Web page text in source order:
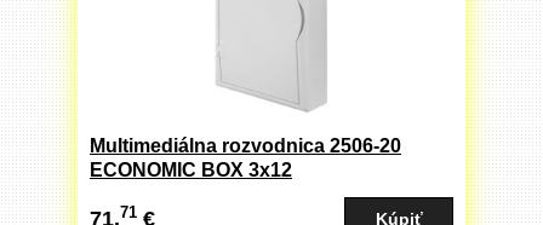
Multimediálna rozvodnica 2506-20
ECONOMIC BOX 3x12
MULTIMEDIALNA RN 2P+Z povrchová ,
biele dvere
71.71 €